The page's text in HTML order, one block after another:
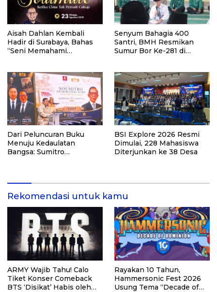
Aisah Dahlan Kembali
Hadir di Surabaya, Bahas
“Seni Memahami
Senyum Bahagia 400
Santri, BMH Resmikan
Sumur Bor Ke-281 di
Dari Peluncuran Buku
Menuju Kedaulatan
Bangsa: Sumitro
Indonesia Emas 2045
BSI Explore 2026 Resmi
Dimulai, 228 Mahasiswa
Diterjunkan ke 38 Desa
Rekomendasi untuk kamu
ARMY Wajib Tahu! Calo
Tiket Konser Comeback
BTS ‘Disikat’ Habis oleh
Rayakan 10 Tahun,
Hammersonic Fest 2026
Usung Tema “Decade of